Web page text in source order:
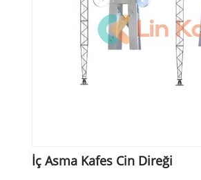
İç Asma Kafes Cin Direği